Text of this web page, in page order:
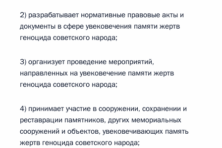
2) разрабатывает нормативные правовые акты и
документы в сфере увековечения памяти жертв
геноцида советского народа;
3) организует проведение мероприятий,
направленных на увековечение памяти жертв
геноцида советского народа;
4) принимает участие в сооружении, сохранении и
реставрации памятников, других мемориальных
сооружений и объектов, увековечивающих память
жертв геноцида советского народа;